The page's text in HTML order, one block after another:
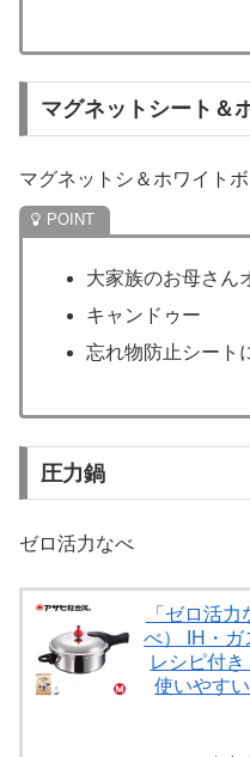
マグネットシート＆
マグネットシ＆ホワイト
大家族のお母さん
キャンドゥー
忘れ物防止シート
圧力鍋
ゼロ活力なべ
「ゼロ活
べ） IH・ガ
レシピ付
使いやす